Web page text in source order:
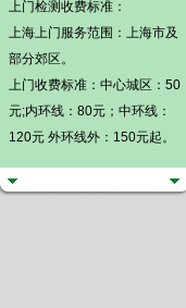
上门检测收费标准：
上海上门服务范围：上海市及
部分郊区。
上门收费标准：中心城区：50
元;内环线：80元；中环线：
120元 外环线外：150元起。